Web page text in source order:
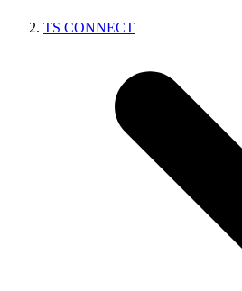
TS CONNECT